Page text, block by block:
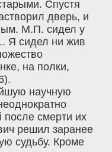
Спустя
дверь, и
М.П. сидел у
Я сидел ни жив
на полки,
научную
после смерти их
решил заранее
судьбу. Кроме